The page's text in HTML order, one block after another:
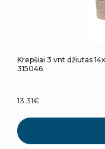
Krepšiai 3 vnt džiutas
315046
13.31€